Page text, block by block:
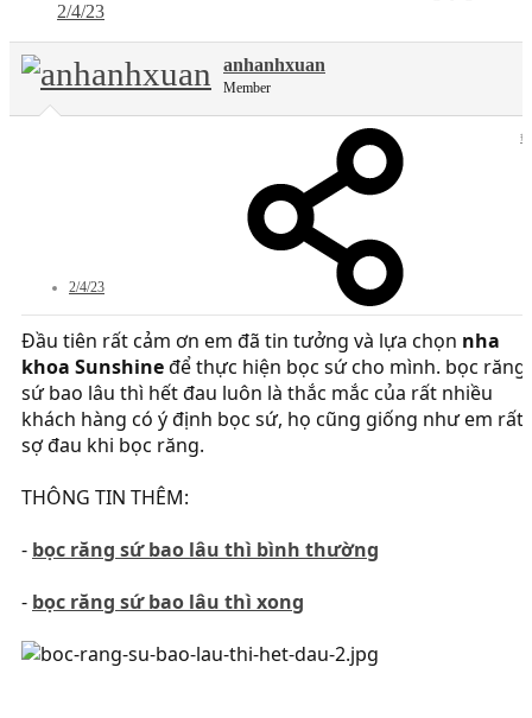
2/4/23
anhanhxuan
Member
2/4/23
Đầu tiên rất cảm ơn em đã tin tưởng và lựa chọn nha
khoa Sunshineđể thực hiện bọc sứ cho mình. bọc răng
sứ bao lâu thì hết đau luôn là thắc mắc của rất nhiều
khách hàng có ý định bọc sứ, họ cũng giống như em rất
sợ đau khi bọc răng.
THÔNG TIN THÊM:
- bọc răng sứ bao lâu thì bình thường
- bọc răng sứ bao lâu thì xong